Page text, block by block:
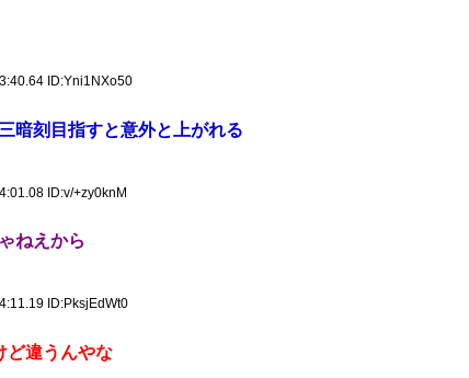
ID:Yni1NXo50
暗刻目指すと意外と上がれる
ID:v/+zy0knM
ねえから
ID:PksjEdWt0
ど違うんやな